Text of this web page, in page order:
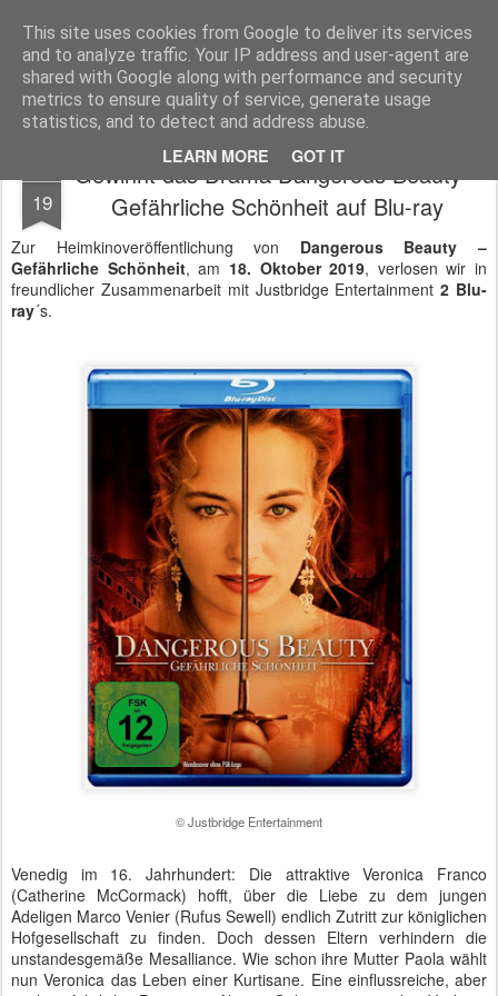
This site uses cookies from Google to deliver its services
and to analyze traffic. Your IP address and user-agent are
shared with Google along with performance and security
metrics to ensure quality of service, generate usage
statistics, and to detect and address abuse.
LEARN MORE GOT IT
MyKinoTrailer
Pages
19
Gewinnt das Drama Dangerous Beauty –
Gefährliche Schönheit auf Blu-ray
Zur Heimkinoveröffentlichung von Dangerous Beauty –
Gefährliche Schönheit, am 18. Oktober 2019, verlosen wir in
freundlicher Zusammenarbeit mit Justbridge Entertainment2 Blu-
ray´s.
© Justbridge Entertainment
Venedig im 16. Jahrhundert: Die attraktive Veronica Franco
(Catherine McCormack) hofft, über die Liebe zu dem jungen
Adeligen Marco Venier (Rufus Sewell) endlich Zutritt zur königlichen
Hofgesellschaft zu finden. Doch dessen Eltern verhindern die
unstandesgemäße Mesalliance. Wie schon ihre Mutter Paola wählt
nun Veronica das Leben einer Kurtisane. Eine einflussreiche, aber